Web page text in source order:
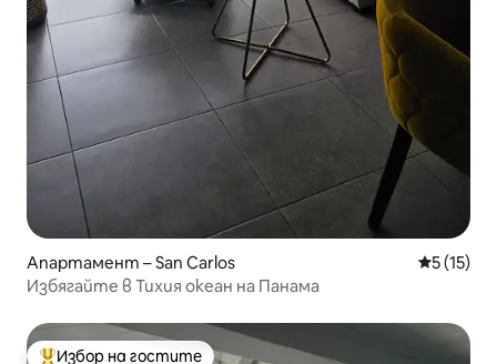
Апартамент – San Carlos Средна
5 (15)
Избягайте в Тихия океан на Панама
Избор на гостите